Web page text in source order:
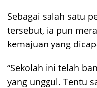
Sebagai salah satu
tersebut, ia pun
kemajuan yang
“Sekolah ini telah
yang unggul. Tentu